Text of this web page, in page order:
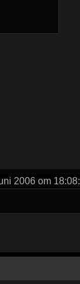
2006 om 18:08: